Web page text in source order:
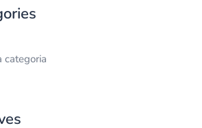
categoria